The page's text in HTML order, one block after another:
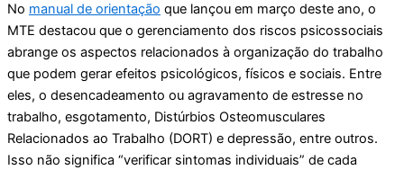
No manual de orientação que lançou em março deste ano, o
MTE destacou que o gerenciamento dos riscos psicossociais
abrange os aspectos relacionados à organização do trabalho
que podem gerar efeitos psicológicos, físicos e sociais. Entre
eles, o desencadeamento ou agravamento de estresse no
trabalho, esgotamento, Distúrbios Osteomusculares
Relacionados ao Trabalho (DORT) e depressão, entre outros.
Isso não significa “verificar sintomas individuais” de cada